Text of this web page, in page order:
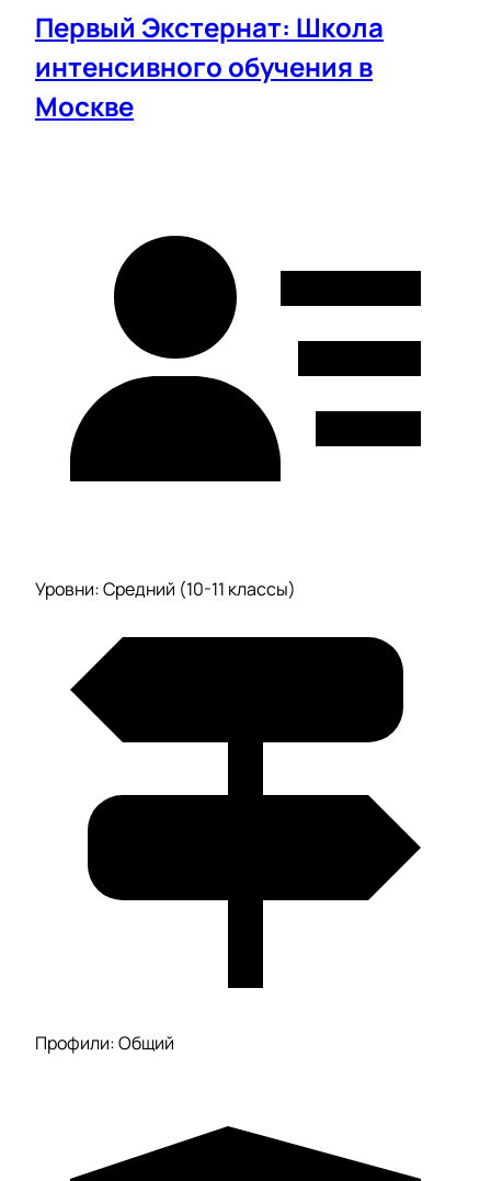
Первый Экстернат: Школа
интенсивного обучения в
Москве
Уровни: Средний (10-11 классы)
Профили: Общий